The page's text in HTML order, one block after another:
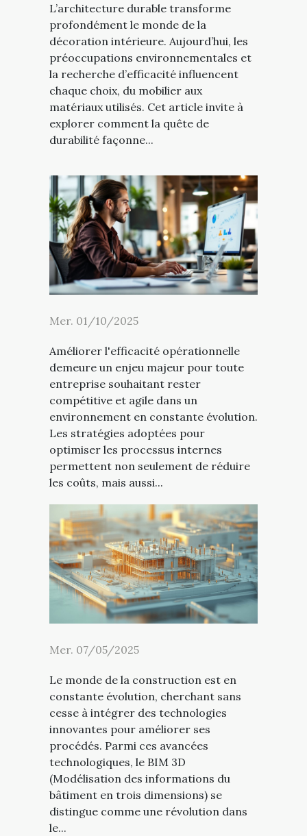
L’architecture durable transforme
profondément le monde de la
décoration intérieure. Aujourd’hui, les
préoccupations environnementales et
la recherche d’efficacité influencent
chaque choix, du mobilier aux
matériaux utilisés. Cet article invite à
explorer comment la quête de
durabilité façonne...
Mer. 01/10/2025
Améliorer l'efficacité opérationnelle
demeure un enjeu majeur pour toute
entreprise souhaitant rester
compétitive et agile dans un
environnement en constante évolution.
Les stratégies adoptées pour
optimiser les processus internes
permettent non seulement de réduire
les coûts, mais aussi...
Mer. 07/05/2025
Le monde de la construction est en
constante évolution, cherchant sans
cesse à intégrer des technologies
innovantes pour améliorer ses
procédés. Parmi ces avancées
technologiques, le BIM 3D
(Modélisation des informations du
bâtiment en trois dimensions) se
distingue comme une révolution dans
le...